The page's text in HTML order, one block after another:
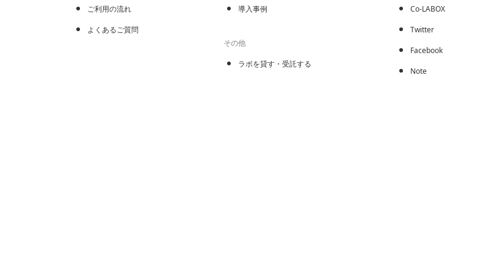
ご利用の流れ
よくあるご質問
導入事例
その他
ラボを貸す・受託する
Co-LABOX
Twitter
Facebook
Note